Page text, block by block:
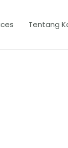
Tentang